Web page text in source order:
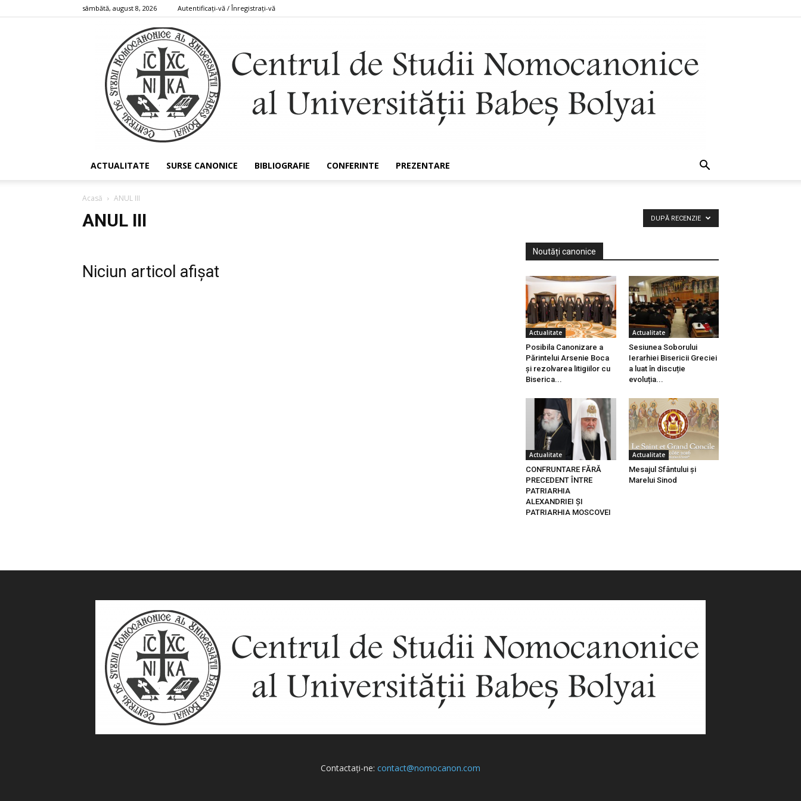
sâmbătă, august 8, 2026 Autentificați-vă / Înregistrați-vă
ACTUALITATE SURSE CANONICE BIBLIOGRAFIE CONFERINTE PREZENTARE
Acasă ANUL III
ANUL III DUPĂ RECENZIE
Niciun articol afișat
Noutăți canonice
Actualitate
Posibila Canonizare a
Părintelui Arsenie Boca
și rezolvarea litigiilor cu
Biserica...
Actualitate
Sesiunea Soborului
Ierarhiei Bisericii Greciei
a luat în discuție
evoluția...
Actualitate
CONFRUNTARE FĂRĂ
PRECEDENT ÎNTRE
PATRIARHIA
ALEXANDRIEI ȘI
PATRIARHIA MOSCOVEI
Actualitate
Mesajul Sfântului și
Marelui Sinod
Contactați-ne: contact@nomocanon.com